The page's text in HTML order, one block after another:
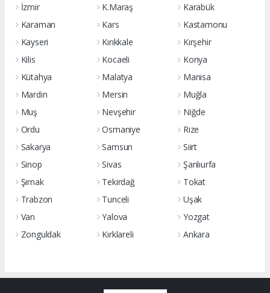
İzmir
K.Maraş
Karabük
Karaman
Kars
Kastamonu
Kayseri
Kırıkkale
Kırşehir
Kilis
Kocaeli
Konya
Kütahya
Malatya
Manisa
Mardin
Mersin
Muğla
Muş
Nevşehir
Niğde
Ordu
Osmaniye
Rize
Sakarya
Samsun
Siirt
Sinop
Sivas
Şanlıurfa
Şırnak
Tekirdağ
Tokat
Trabzon
Tunceli
Uşak
Van
Yalova
Yozgat
Zonguldak
Kırklareli Ankara